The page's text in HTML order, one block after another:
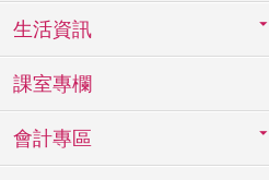
生活資訊
課室專欄
會計專區